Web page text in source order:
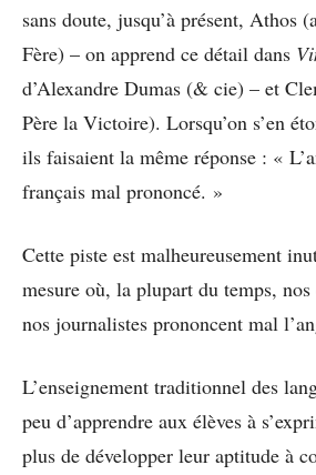
sans doute, jusqu’à présent, Athos
Fère) – on apprend ce détail dans
d’Alexandre Dumas (& cie) – et
Père la Victoire). Lorsqu’on s’en
ils faisaient la même réponse : «
français mal prononcé. »
Cette piste est malheureusement
mesure où, la plupart du temps,
nos journalistes prononcent mal
L’enseignement traditionnel des
peu d’apprendre aux élèves à
plus de développer leur aptitude à